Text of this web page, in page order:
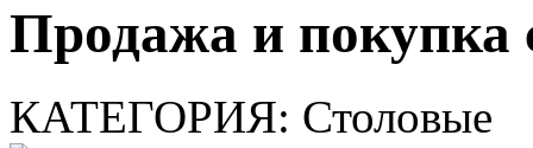
Продажа и покупка
КАТЕГОРИЯ: Столовые